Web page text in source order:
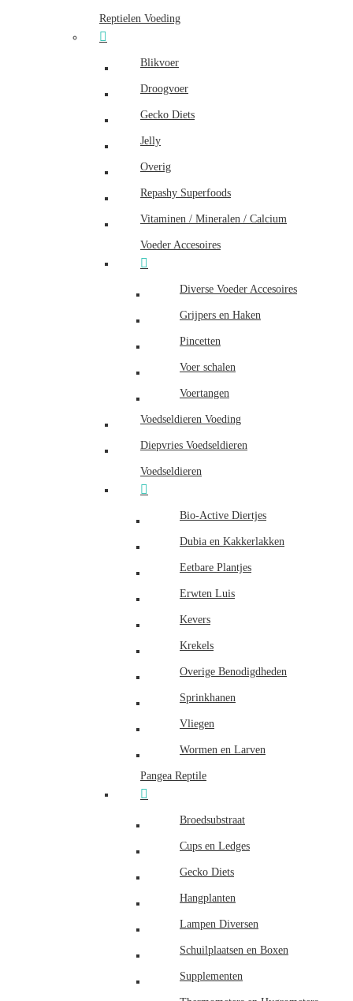
Reptielen Voeding
Blikvoer
Droogvoer
Gecko Diets
Jelly
Overig
Repashy Superfoods
Vitaminen / Mineralen / Calcium
Voeder Accesoires
Diverse Voeder Accesoires
Grijpers en Haken
Pincetten
Voer schalen
Voertangen
Voedseldieren Voeding
Diepvries Voedseldieren
Voedseldieren
Bio-Active Diertjes
Dubia en Kakkerlakken
Eetbare Plantjes
Erwten Luis
Kevers
Krekels
Overige Benodigdheden
Sprinkhanen
Vliegen
Wormen en Larven
Pangea Reptile
Broedsubstraat
Cups en Ledges
Gecko Diets
Hangplanten
Lampen Diversen
Schuilplaatsen en Boxen
Supplementen